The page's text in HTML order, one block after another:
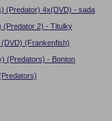
(Predator) 4x(DVD) - sada
(Predator 2) - Titulky
(Frankenfish)
(Predators) - Bonton